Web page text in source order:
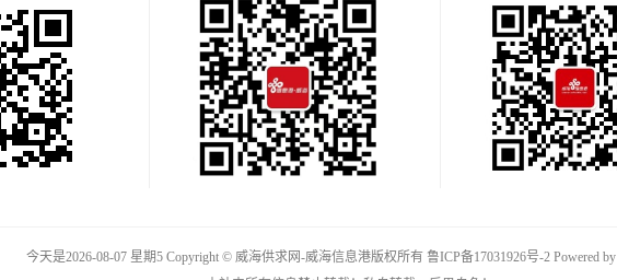
今天是2026-08-07 星期5 Copyright © 威海供求网-威海信息港版权所有 鲁ICP备17031926号-2Powered by